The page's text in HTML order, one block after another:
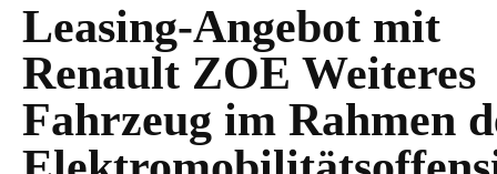
Leasing-Angebot mit
Renault ZOE Weiteres
Fahrzeug im Rahmen